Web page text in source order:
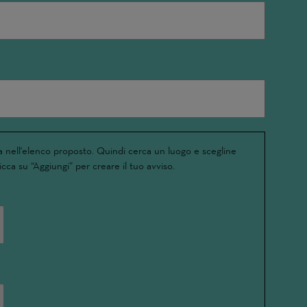
nell'elenco proposto. Quindi cerca un luogo e scegline
su “Aggiungi” per creare il tuo avviso.